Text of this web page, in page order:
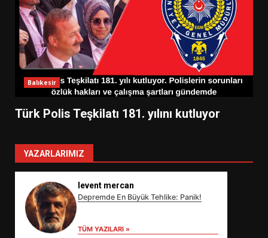
Balıkesir
Türk Polis Teşkilatı 181. yılını kutluyor
YAZARLARIMIZ
levent mercan
Depremde En Büyük Tehlike: Panik!
TÜM YAZILARI »